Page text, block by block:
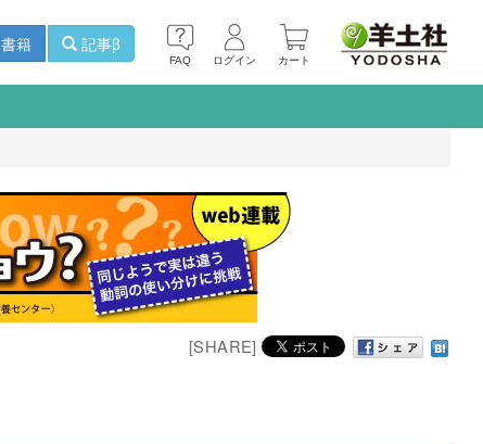
FAQ ログイン カート
書籍 記事β
[SHARE]